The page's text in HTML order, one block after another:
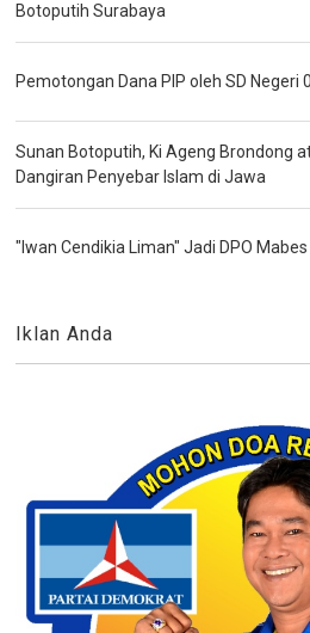
Botoputih Surabaya
Pemotongan Dana PIP oleh SD Negeri
Sunan Botoputih, Ki Ageng Brondong
Dangiran Penyebar Islam di Jawa
"Iwan Cendikia Liman" Jadi DPO Mabes
Iklan Anda